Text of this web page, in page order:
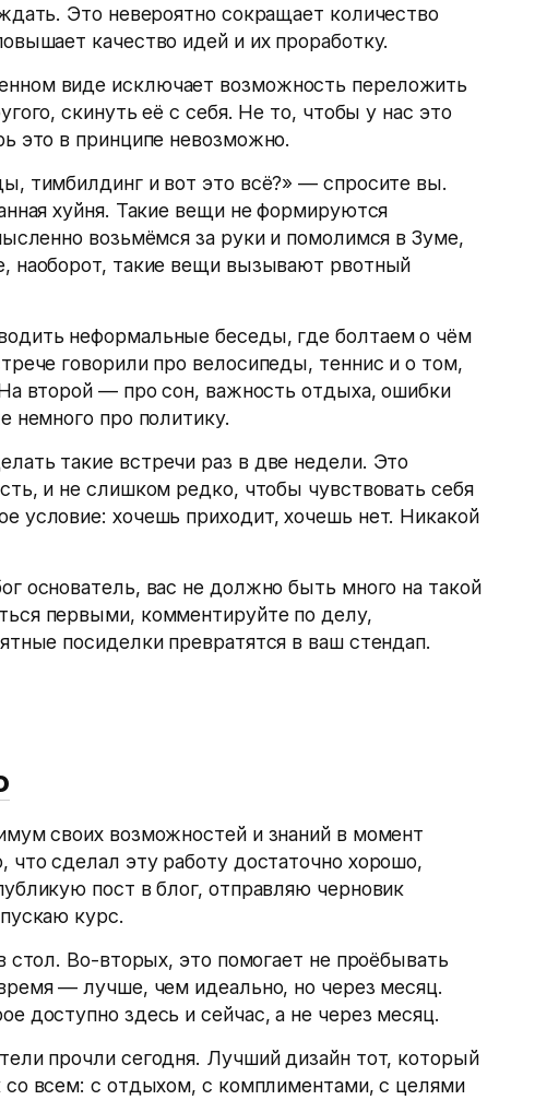
Это невероятно сокращает количество
качество идей и их проработку.
виде исключает возможность переложить
скинуть её с себя. Не то, чтобы у нас это
это в принципе невозможно.
тимбилдинг и вот это всё?» — спросите вы.
хуйня. Такие вещи не формируются
возьмёмся за руки и помолимся в Зуме,
наоборот, такие вещи вызывают рвотный
неформальные беседы, где болтаем о чём
говорили про велосипеды, теннис и о том,
второй — про сон, важность отдыха, ошибки
немного про политику.
такие встречи раз в две недели. Это
и не слишком редко, чтобы чувствовать себя
условие: хочешь приходит, хочешь нет. Никакой
основатель, вас не должно быть много на такой
первыми, комментируйте по делу,
посиделки превратятся в ваш стендап.
своих возможностей и знаний в момент
сделал эту работу достаточно хорошо,
пост в блог, отправляю черновик
курс.
стол. Во-вторых, это помогает не проёбывать
— лучше, чем идеально, но через месяц.
доступно здесь и сейчас, а не через месяц.
прочли сегодня. Лучший дизайн тот, который
всем: с отдыхом, с комплиментами, с целями